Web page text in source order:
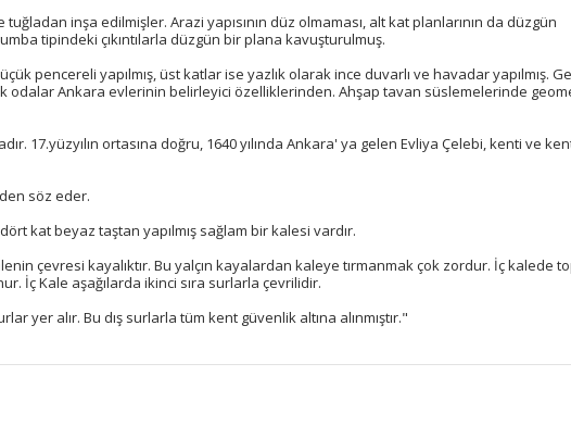
inşa edilmişler. Arazi yapısının düz olmaması, alt kat planlarının da düzgün
tipindeki çıkıntılarla düzgün bir plana kavuşturulmuş.
pencereli yapılmış, üst katlar ise yazlık olarak ince duvarlı ve havadar yapılmış.
odalar Ankara evlerinin belirleyici özelliklerinden. Ahşap tavan süslemelerinde
17.yüzyılın ortasına doğru, 1640 yılında Ankara' ya gelen Evliya Çelebi, kenti ve
söz eder.
kat beyaz taştan yapılmış sağlam bir kalesi vardır.
çevresi kayalıktır. Bu yalçın kayalardan kaleye tırmanmak çok zordur. İç kalede
İç Kale aşağılarda ikinci sıra surlarla çevrilidir.
yer alır. Bu dış surlarla tüm kent güvenlik altına alınmıştır."